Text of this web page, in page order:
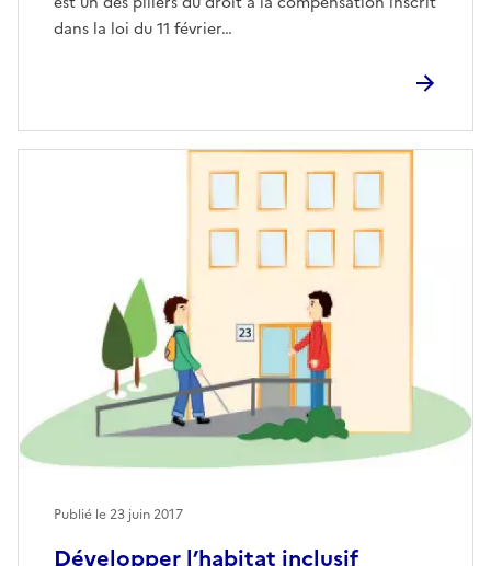
dans la loi du 11 février…
Développer l’habitat inclusif
Publié le23 juin 2017